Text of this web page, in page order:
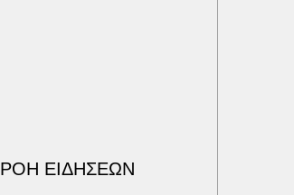
ΡΟΗ ΕΙΔΗΣΕΩΝ